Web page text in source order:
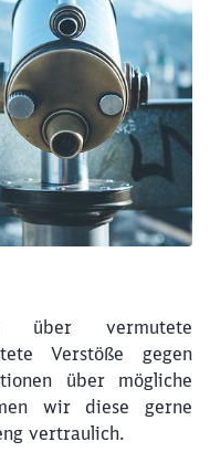
über vermutete
Verstöße gegen
über mögliche
wir diese gerne
vertraulich.
Schließen
Weiter